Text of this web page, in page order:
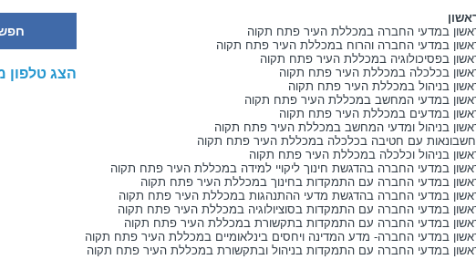
הצג טלפון
במדעי החברה במכללת העיר פתח תקוה
במדעי החברה והרוח במכללת העיר פתח תקוה
בפסיכולוגיה במכללת העיר פתח תקוה
בכלכלה במכללת העיר פתח תקוה
בניהול במכללת העיר פתח תקוה
במדעי המחשב במכללת העיר פתח תקוה
במדעים במכללת העיר פתח תקוה
בניהול ומדעי המחשב במכללת העיר פתח תקוה
עם חטיבה בכלכלה במכללת העיר פתח תקוה
בניהול וכלכלה במכללת העיר פתח תקוה
במדעי החברה בהדגשת חינוך ליקויי למידה במכללת העיר פתח תקוה
במדעי החברה עם התמקדות בחינוך במכללת העיר פתח תקוה
במדעי החברה בהדגשת מדעי ההתנהגות במכללת העיר פתח תקוה
במדעי החברה עם התמקדות בסוציולוגיה במכללת העיר פתח תקוה
במדעי החברה עם התמקדות בתקשורת במכללת העיר פתח תקוה
במדעי החברה- מדע המדינה ויחסים בינלאומיים במכללת העיר פתח תקוה
במדעי החברה עם התמקדות בניהול ובתקשורת במכללת העיר פתח תקוה